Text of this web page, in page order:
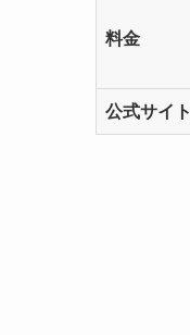
料金
公式サイト